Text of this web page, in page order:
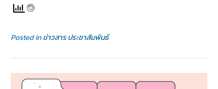
Posted inข่าวสาร ประชาสัมพันธ์